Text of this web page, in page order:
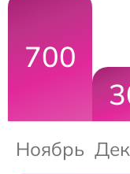
700
Ноябрь